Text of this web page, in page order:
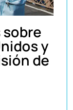
y
de